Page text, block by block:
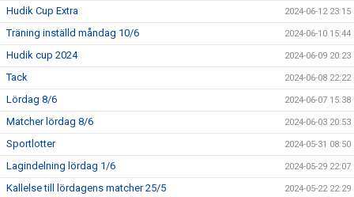
Hudik Cup Extra 2024-06-12 23:15
Träning inställd måndag 10/6 2024-06-10 15:44
Hudik cup 2024 2024-06-09 20:23
Tack 2024-06-08 22:22
Lördag 8/6 2024-06-07 15:38
Matcher lördag 8/6 2024-06-03 20:53
Sportlotter 2024-05-31 08:50
Lagindelning lördag 1/6 2024-05-29 22:07
Kallelse till lördagens matcher 25/5 2024-05-22 22:29